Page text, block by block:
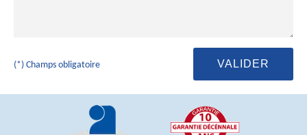
(*) Champs obligatoire